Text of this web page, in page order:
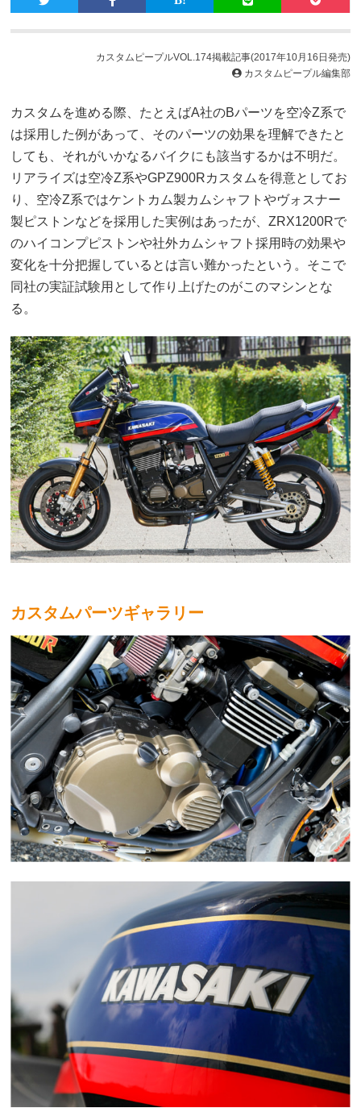
カスタムピープルVOL.174掲載記事(2017年10月16日発売)
カスタムピープル編集部
カスタムを進める際、たとえばA社のBパーツを空冷Z系で
は採用した例があって、そのパーツの効果を理解できたと
しても、それがいかなるバイクにも該当するかは不明だ。
リアライズは空冷Z系やGPZ900Rカスタムを得意としてお
り、空冷Z系ではケントカム製カムシャフトやヴォスナー
製ピストンなどを採用した実例はあったが、ZRX1200Rで
のハイコンプピストンや社外カムシャフト採用時の効果や
変化を十分把握しているとは言い難かったという。そこで
同社の実証試験用として作り上げたのがこのマシンとな
る。
カスタムパーツギャラリー